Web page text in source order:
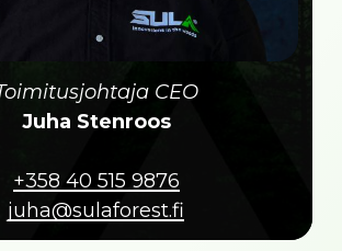
CEO
Juha Stenroos
+358 40 515 9876
juha@sulaforest.fi